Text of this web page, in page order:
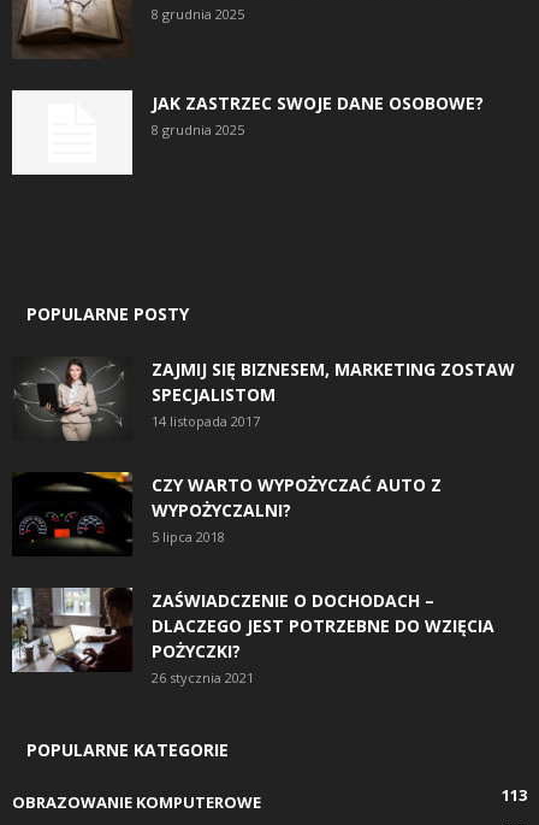
8 grudnia 2025
JAK ZASTRZEC SWOJE DANE OSOBOWE?
8 grudnia 2025
POPULARNE POSTY
ZAJMIJ SIĘ BIZNESEM, MARKETING ZOSTAW
SPECJALISTOM
14 listopada 2017
CZY WARTO WYPOŻYCZAĆ AUTO Z
WYPOŻYCZALNI?
5 lipca 2018
ZAŚWIADCZENIE O DOCHODACH –
DLACZEGO JEST POTRZEBNE DO WZIĘCIA
POŻYCZKI?
26 stycznia 2021
POPULARNE KATEGORIE
OBRAZOWANIE KOMPUTEROWE
113